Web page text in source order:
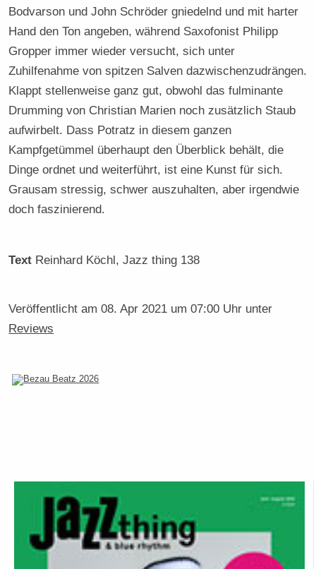
Bodvarson und John Schröder gniedelnd und mit harter
Hand den Ton angeben, während Saxofonist Philipp
Gropper immer wieder versucht, sich unter
Zuhilfenahme von spitzen Salven dazwischenzudrängen.
Klappt stellenweise ganz gut, obwohl das fulminante
Drumming von Christian Marien noch zusätzlich Staub
aufwirbelt. Dass Potratz in diesem ganzen
Kampfgetümmel überhaupt den Überblick behält, die
Dinge ordnet und weiterführt, ist eine Kunst für sich.
Grausam stressig, schwer auszuhalten, aber irgendwie
doch faszinierend.
Text Reinhard Köchl, Jazz thing 138
Veröffentlicht am08. Apr 2021 um 07:00 Uhr unter
Reviews